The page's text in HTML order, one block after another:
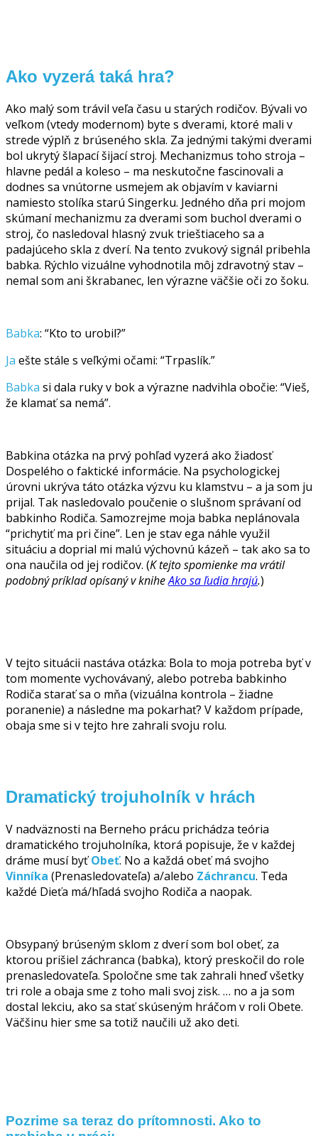
Ako vyzerá taká hra?
Ako malý som trávil veľa času u starých rodičov. Bývali vo
veľkom (vtedy modernom) byte s dverami, ktoré mali v
strede výplň z brúseného skla. Za jednými takými dverami
bol ukrytý šlapací šijací stroj. Mechanizmus toho stroja –
hlavne pedál a koleso – ma neskutočne fascinovali a
dodnes sa vnútorne usmejem ak objavím v kaviarni
namiesto stolíka starú Singerku. Jedného dňa pri mojom
skúmaní mechanizmu za dverami som buchol dverami o
stroj, čo nasledoval hlasný zvuk trieštiaceho sa a
padajúceho skla z dverí. Na tento zvukový signál pribehla
babka. Rýchlo vizuálne vyhodnotila môj zdravotný stav –
nemal som ani škrabanec, len výrazne väčšie oči zo šoku.
Babka: “Kto to urobil?”
Ja ešte stále s veľkými očami: “Trpaslík.”
Babka si dala ruky v bok a výrazne nadvihla obočie: “Vieš,
že klamať sa nemá”.
Babkina otázka na prvý pohľad vyzerá ako žiadosť
Dospelého o faktické informácie. Na psychologickej
úrovni ukrýva táto otázka výzvu ku klamstvu – a ja som ju
prijal. Tak nasledovalo poučenie o slušnom správaní od
babkinho Rodiča. Samozrejme moja babka neplánovala
“prichytiť ma pri čine”. Len je stav ega náhle využil
situáciu a doprial mi malú výchovnú kázeň – tak ako sa to
ona naučila od jej rodičov. (K tejto spomienke ma vrátil
podobný príklad opísaný v kniheAko sa ľudia hrajú.)
V tejto situácii nastáva otázka: Bola to moja potreba byť v
tom momente vychovávaný, alebo potreba babkinho
Rodiča starať sa o mňa (vizuálna kontrola – žiadne
poranenie) a následne ma pokarhať? V každom prípade,
obaja sme si v tejto hre zahrali svoju rolu.
Dramatický trojuholník v hrách
V nadväznosti na Berneho prácu prichádza teória
dramatického trojuholníka, ktorá popisuje, že v každej
dráme musí byťObeť. No a každá obeť má svojho
Vinníka (Prenasledovateľa) a/alebo Záchrancu. Teda
každé Dieťa má/hľadá svojho Rodiča a naopak.
Obsypaný brúseným sklom z dverí som bol obeť, za
ktorou prišiel záchranca (babka), ktorý preskočil do role
prenasledovateľa. Spoločne sme tak zahrali hneď všetky
tri role a obaja sme z toho mali svoj zisk. … no a ja som
dostal lekciu, ako sa stať skúseným hráčom v roli Obete.
Väčšinu hier sme sa totiž naučili už ako deti.
Pozrime sa teraz do prítomnosti. Ako to